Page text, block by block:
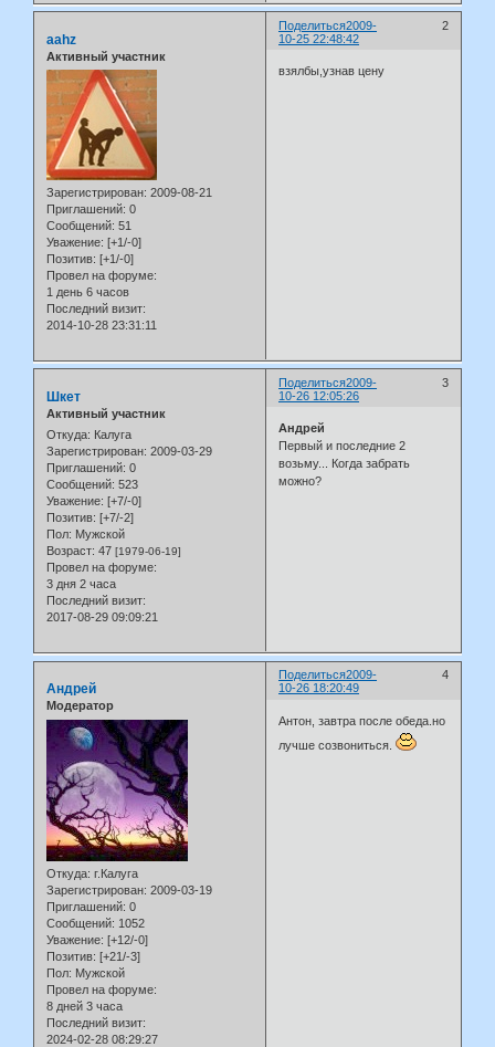
Поделиться 2
2009-
10-25 22:48:42
aahz
Активный участник
Зарегистрирован: 2009-08-21
Приглашений: 0
Сообщений: 51
Уважение: [+1/-0]
Позитив: [+1/-0]
Провел на форуме:
1 день 6 часов
Последний визит:
2014-10-28 23:31:11
взялбы,узнав цену
Поделиться 3
2009-
10-26 12:05:26
Шкет
Активный участник
Откуда: Калуга
Зарегистрирован: 2009-03-29
Приглашений: 0
Сообщений: 523
Уважение: [+7/-0]
Позитив: [+7/-2]
Пол: Мужской
Возраст: 47 [1979-06-19]
Провел на форуме:
3 дня 2 часа
Последний визит:
2017-08-29 09:09:21
Андрей
Первый и последние 2
возьму... Когда забрать
можно?
Поделиться 4
2009-
10-26 18:20:49
Андрей
Модератор
Откуда: г.Калуга
Зарегистрирован: 2009-03-19
Приглашений: 0
Сообщений: 1052
Уважение: [+12/-0]
Позитив: [+21/-3]
Пол: Мужской
Провел на форуме:
8 дней 3 часа
Последний визит:
2024-02-28 08:29:27
Антон, завтра после обеда.но
лучше созвониться.